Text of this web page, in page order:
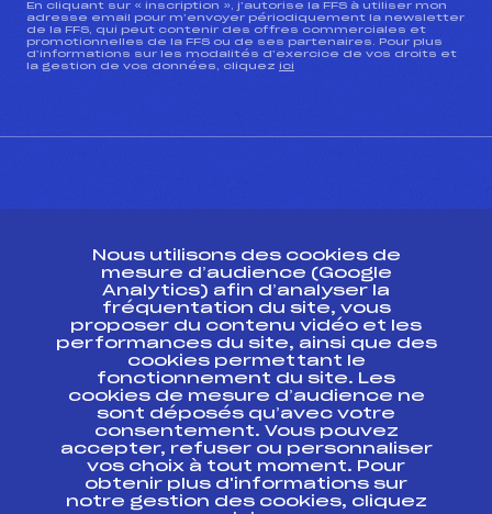
En cliquant sur « inscription », j’autorise la FFS à utiliser mon
adresse email pour m’envoyer périodiquement la newsletter
de la FFS, qui peut contenir des offres commerciales et
promotionnelles de la FFS ou de ses partenaires. Pour plus
d’informations sur les modalités d’exercice de vos droits et
la gestion de vos données, cliquez ici
Ressources
Pass’Neige
Projet sportif fédéral
Projet de performance fédéral
Antidopage
Pôle Développement, Formation, Suivi
Scientifique
Listes ministérielles
Pôle vie de l’athlète
Nous utilisons des cookies de
mesure d’audience (Google
Analytics) afin d’analyser la
fréquentation du site, vous
proposer du contenu vidéo et les
performances du site, ainsi que des
cookies permettant le
fonctionnement du site. Les
cookies de mesure d’audience ne
sont déposés qu’avec votre
consentement. Vous pouvez
accepter, refuser ou personnaliser
vos choix à tout moment. Pour
obtenir plus d'informations sur
notre gestion des cookies, cliquez